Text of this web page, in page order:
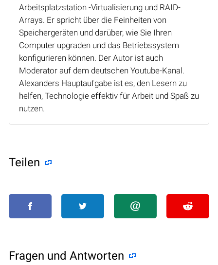
Arbeitsplatzstation -Virtualisierung und RAID-
Arrays. Er spricht über die Feinheiten von
Speichergeräten und darüber, wie Sie Ihren
Computer upgraden und das Betriebssystem
konfigurieren können. Der Autor ist auch
Moderator auf dem deutschen Youtube-Kanal.
Alexanders Hauptaufgabe ist es, den Lesern zu
helfen, Technologie effektiv für Arbeit und Spaß zu
nutzen.
Teilen
Fragen und Antworten